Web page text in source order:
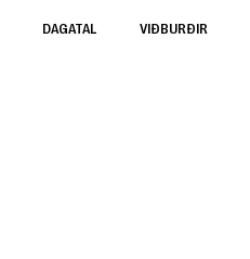
DAGATAL VIÐBURÐIR